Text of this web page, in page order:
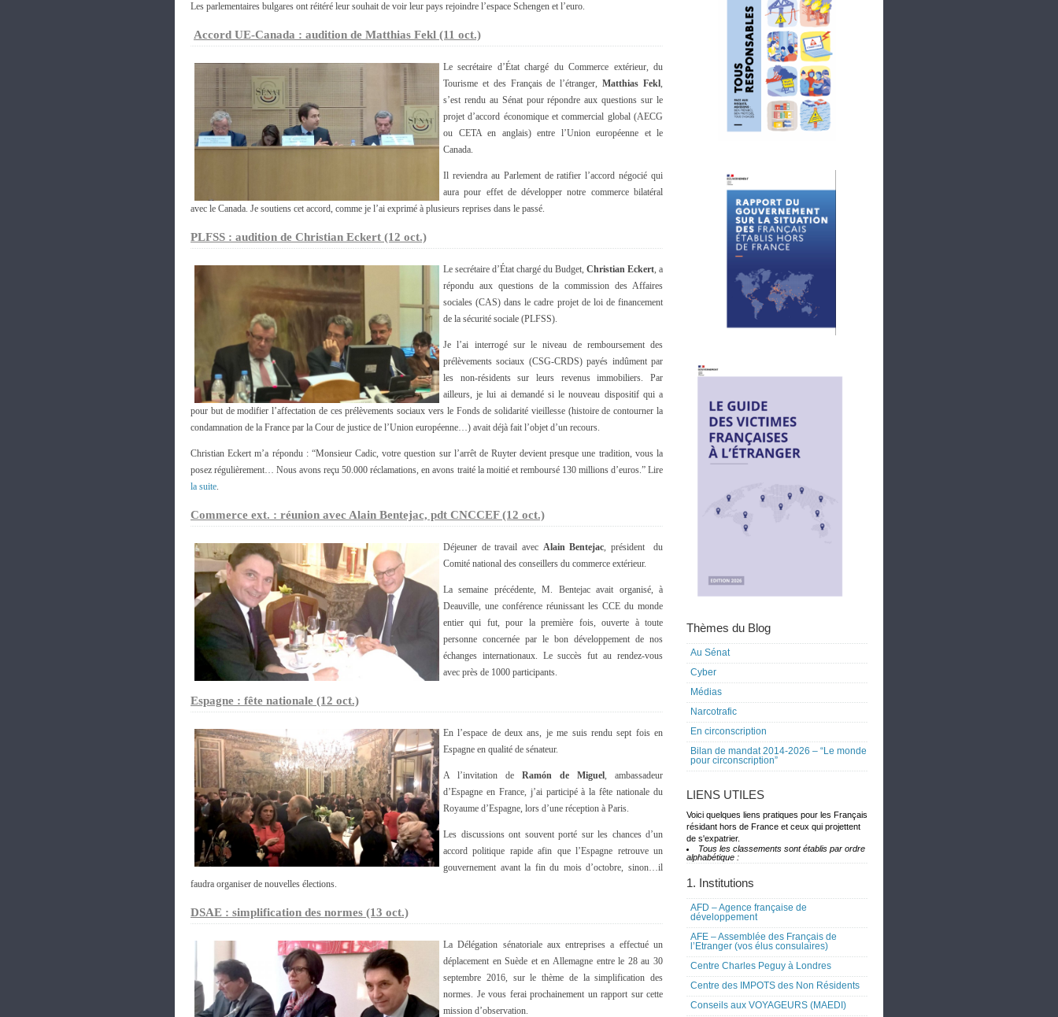
Les parlementaires bulgares ont réitéré leur souhait de voir leur pays rejoindre l’espace Schengen et l’euro.
Accord UE-Canada : audition de Matthias Fekl (11 oct.)
Le secrétaire d’État chargé du Commerce extérieur, du
Tourisme et des Français de l’étranger,Matthias Fekl,
s’est rendu au Sénat pour répondre aux questions sur le
projet d’accord économique et commercial global (AECG
ou CETA en anglais) entre l’Union européenne et le
Canada.
Il reviendra au Parlement de ratifier l’accord négocié qui
aura pour effet de développer notre commerce bilatéral
avec le Canada. Je soutiens cet accord, comme je l’ai exprimé à plusieurs reprises dans le passé.
PLFSS : audition de Christian Eckert (12 oct.)
Le secrétaire d’État chargé du Budget, Christian Eckert, a
répondu aux questions de la commission des Affaires
sociales (CAS) dans le cadre projet de loi de financement
de la sécurité sociale (PLFSS).
Je l’ai interrogé sur le niveau de remboursement des
prélèvements sociaux (CSG-CRDS) payés indûment par
les non-résidents sur leurs revenus immobiliers. Par
ailleurs, je lui ai demandé si le nouveau dispositif qui a
pour but de modifier l’affectation de ces prélèvements sociaux vers le Fonds de solidarité vieillesse (histoire de contourner la
condamnation de la France par la Cour de justice de l’Union européenne…) avait déjà fait l’objet d’un recours.
Christian Eckert m’a répondu : “Monsieur Cadic, votre question sur l’arrêt de Ruyter devient presque une tradition, vous la
posez régulièrement… Nous avons reçu 50.000 réclamations, en avons traité la moitié et remboursé 130 millions d’euros.” Lire
la suite.
Commerce ext. : réunion avec Alain Bentejac, pdt CNCCEF (12 oct.)
Déjeuner de travail avec Alain Bentejac, président du
Comité national des conseillers du commerce extérieur.
La semaine précédente, M. Bentejac avait organisé, à
Deauville, une conférence réunissant les CCE du monde
entier qui fut, pour la première fois, ouverte à toute
personne concernée par le bon développement de nos
échanges internationaux. Le succès fut au rendez-vous
avec près de 1000 participants.
Espagne : fête nationale (12 oct.)
En l’espace de deux ans, je me suis rendu sept fois en
Espagne en qualité de sénateur.
A l’invitation de Ramón de Miguel, ambassadeur
d’Espagne en France, j’ai participé à la fête nationale du
Royaume d’Espagne, lors d’une réception à Paris.
Les discussions ont souvent porté sur les chances d’un
accord politique rapide afin que l’Espagne retrouve un
gouvernement avant la fin du mois d’octobre, sinon…il
faudra organiser de nouvelles élections.
DSAE : simplification des normes (13 oct.)
La Délégation sénatoriale aux entreprises a effectué un
déplacement en Suède et en Allemagne entre le 28 au 30
septembre 2016, sur le thème de la simplification des
normes. Je vous ferai prochainement un rapport sur cette
mission d’observation.
Thèmes du Blog
Au Sénat
Cyber
Médias
Narcotrafic
En circonscription
Bilan de mandat 2014-2026 – “Le monde
pour circonscription”
LIENS UTILES
Voici quelques liens pratiques pour les Français
résidant hors de France et ceux qui projettent
de s'expatrier.
Tous les classements sont établis par ordre
alphabétique :
1. Institutions
AFD – Agence française de
développement
AFE – Assemblée des Français de
l’Etranger (vos élus consulaires)
Centre Charles Peguy à Londres
Centre des IMPOTS des Non Résidents
Conseils aux VOYAGEURS (MAEDI)